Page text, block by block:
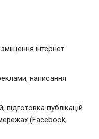
інтернет
написання
підготовка публікацій
(Facebook,